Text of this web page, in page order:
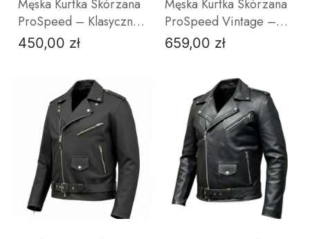
Męska Kurtka Skórzana
ProSpeed – Klasyczna
Kurtka Motocyklowa
Czarna | Skóra Bydlęca
Cena
450,00 zł
ZOBACZ PRODUKT
Męska Kurtka Skórzana
ProSpeed Vintage –
Styl Cafe Racer & Retro
| Przecierana Skóra
Cena
659,00 zł
ZOBACZ PRODUKT